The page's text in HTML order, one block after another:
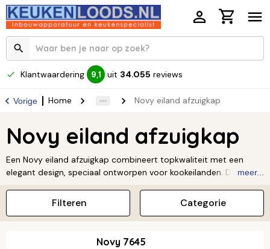
Klantwaardering 9,1 uit 34.055 reviews
Vorige Home Novy eiland afzuigkap
Novy eiland afzuigkap
Een Novy eiland afzuigkap combineert topkwaliteit met een
elegant design, speciaal ontworpen voor kookeilanden. Deze
ongestoord kunt koken in een frisse keuken. Novy staat bekend
om innovatie en oog voor detail, perfect voor wie functionaliteit
en stijl wil combineren. Ontdek het assortiment en geef je keuken
meer...
Categorie
Filteren
Novy 7645